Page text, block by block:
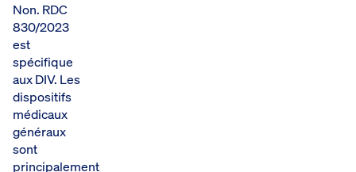
Non. RDC
830/2023
est
spécifique
aux DIV. Les
dispositifs
médicaux
généraux
sont
principalement